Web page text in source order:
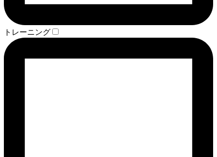
トレーニング